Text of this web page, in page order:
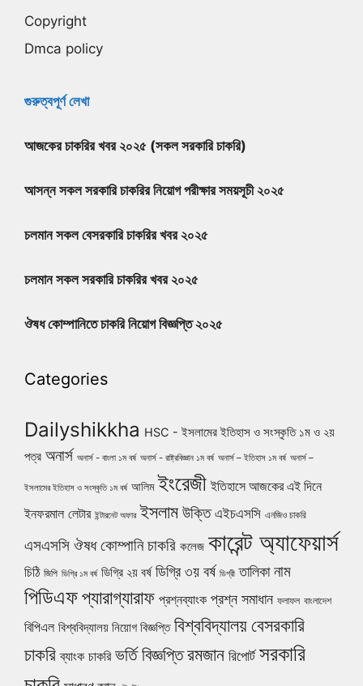
Copyright
Dmca policy
গুরুত্বপূর্ণ লেখা
আজকের চাকরির খবর ২০২৫ (সকল সরকারি চাকরি)
আসন্ন সকল সরকারি চাকরির নিয়োগ পরীক্ষার সময়সূচী ২০২৫
চলমান সকল বেসরকারি চাকরির খবর ২০২৫
চলমান সকল সরকারি চাকরির খবর ২০২৫
ঔষধ কোম্পানিতে চাকরি নিয়োগ বিজ্ঞপ্তি ২০২৫
Categories
Dailyshikkha HSC - ইসলামের ইতিহাস ও সংস্কৃতি ১ম ও ২য়
পত্র অনার্স অনার্স - বাংলা ১ম বর্ষ অনার্স - রাষ্ট্রবিজ্ঞান ১ম বর্ষ অনার্স – ইতিহাস ১ম বর্ষ অনার্স –
ইসলামের ইতিহাস ও সংস্কৃতি ১ম বর্ষ আলিম ইংরেজী ইতিহাসে আজকের এই দিনে
ইনফরমাল লেটার ইন্টারনেট অফার ইসলাম উক্তি এইচএসসি এনজিও চাকরি
এসএসসি ঔষধ কোম্পানি চাকরি কলেজ কারেন্ট অ্যাফেয়ার্স
চিঠি জিপি ডিগ্রি ১ম বর্ষ ডিগ্রি ২য় বর্ষ ডিগ্রি ৩য় বর্ষ ডিগ্রী তালিকা নাম
পিডিএফপ্যারাগ্যারাফ প্রশ্নব্যাংক প্রশ্ন সমাধান ফলাফল বাংলাদেশ
বিপিএল বিশ্ববিদ্যালয় নিয়োগ বিজ্ঞপ্তি বিশ্ববিদ্যালয়বেসরকারি
চাকরি ব্যাংক চাকরি ভর্তি বিজ্ঞপ্তিরমজান রিপোর্ট সরকারি